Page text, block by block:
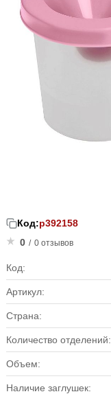
Код:р392158
0 / 0 отзывов
Код:
Артикул:
Страна:
Количество отделений:
Объем:
Наличие заглушек: